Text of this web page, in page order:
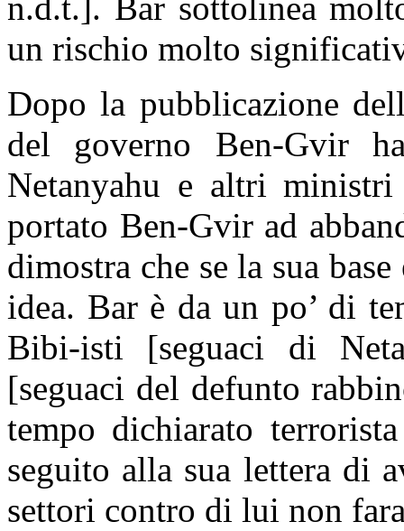
n.d.t.]. Bar sottolinea
un rischio molto
Dopo la pubblicazione
del governo Ben-Gvir
Netanyahu e altri
portato Ben-Gvir ad
dimostra che se la sua
idea. Bar è da un po’ di
Bibi-isti [seguaci di
[seguaci del defunto
tempo dichiarato
seguito alla sua lettera di
settori contro di lui non